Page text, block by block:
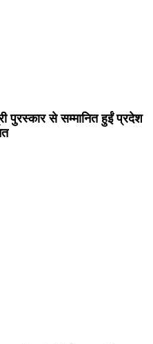
पुरस्कार से सम्मानित हुईं प्रदेश